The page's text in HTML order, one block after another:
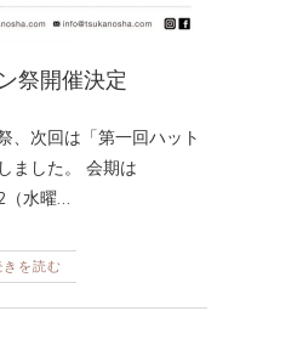
祭開催決定
、次回は「第一回ハット
ました。 会期は
（水曜…
きを読む